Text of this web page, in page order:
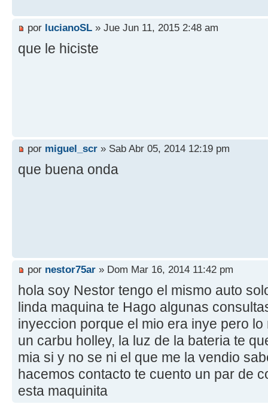
por lucianoSL » Jue Jun 11, 2015 2:48 am
que le hiciste
por miguel_scr » Sab Abr 05, 2014 12:19 pm
que buena onda
por nestor75ar » Dom Mar 16, 2014 11:42 pm
hola soy Nestor tengo el mismo auto
linda maquina te Hago algunas
inyeccion porque el mio era inye pero
un carbu holley, la luz de la bateria te
mia si y no se ni el que me la vendio
hacemos contacto te cuento un par de
esta maquinita